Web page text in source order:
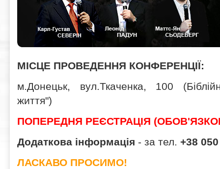
МІСЦЕ ПРОВЕДЕННЯ КОНФЕРЕНЦІЇ:
м.Донецьк, вул.Ткаченка, 100
життя")
ПОПЕРЕДНЯ РЕЄСТРАЦІЯ
Додаткова інформація - за тел. +38
ЛАСКАВО ПРОСИМО!